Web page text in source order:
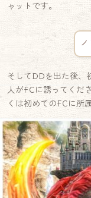
ャットです。
そしてDDを出た後、
人がFCに誘ってくだ
くは初めてのFCに所